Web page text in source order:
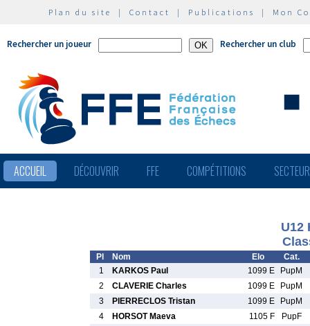
Plan du site | Contact | Publications | Mon
Rechercher un joueur Rechercher un club
ACCUEIL DÉCOUVRIR FFE COMPÉTITIONS
U12
Pl Nom Elo
Cat.
1
KARKOS Paul 1099 E
PupM
2
CLAVERIE Charles 1099 E
PupM
3
PIERRECLOS Tristan 1099 E
PupM
4
HORSOT Maeva 1105 F
PupF